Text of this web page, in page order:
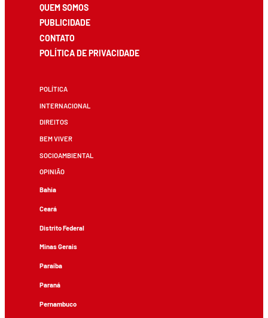
QUEM SOMOS
PUBLICIDADE
CONTATO
POLÍTICA DE PRIVACIDADE
POLÍTICA
INTERNACIONAL
DIREITOS
BEM VIVER
SOCIOAMBIENTAL
OPINIÃO
Bahia
Ceará
Distrito Federal
Minas Gerais
Paraíba
Paraná
Pernambuco